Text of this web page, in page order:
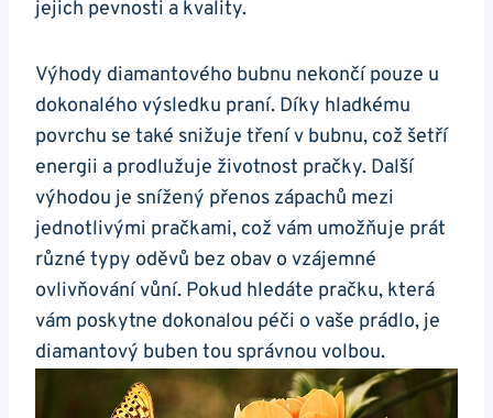
jejich pevnosti⁤ a kvality.
Výhody diamantového bubnu‌ nekončí pouze u
‌dokonalého ‍výsledku praní. Díky⁢ hladkému
⁣povrchu ‍se také snižuje tření v bubnu, což šetří
energii ⁤a prodlužuje ⁣životnost​ pračky. Další
výhodou je snížený ‌přenos‌ zápachů mezi
jednotlivými pračkami, což vám umožňuje ​prát ​
různé‌ typy oděvů bez ⁣obav o ⁤vzájemné ​
ovlivňování ‍vůní. Pokud‌ hledáte‌ pračku, která
vám poskytne dokonalou ‌péči ⁢o ⁤vaše prádlo, je ​
diamantový buben tou‌ správnou volbou.